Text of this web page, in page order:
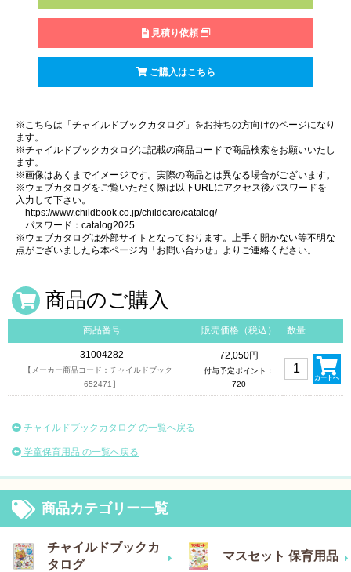
見積り依頼
ご購入はこちら
※こちらは「チャイルドブックカタログ」をお持ちの方向けのページになり
ます。
※チャイルドブックカタログに記載の商品コードで商品検索をお願いいたし
ます。
※画像はあくまでイメージです。実際の商品とは異なる場合がございます。
※ウェブカタログをご覧いただく際は以下URLにアクセス後パスワードを
入力して下さい。
https://www.childbook.co.jp/childcare/catalog/
パスワード：catalog2025
※ウェブカタログは外部サイトとなっております。上手く開かない等不明な
点がございましたら本ページ内「お問い合わせ」よりご連絡ください。
商品のご購入
商品番号 販売価格（税込） 数量
31004282
【メーカー商品コード：チャイルドブック
652471】
72,050円
付与予定ポイント：
720
カートへ
チャイルドブックカタログ の一覧へ戻る
学童保育用品 の一覧へ戻る
商品カテゴリー一覧
チャイルドブックカ
タログ
マスセット 保育用品